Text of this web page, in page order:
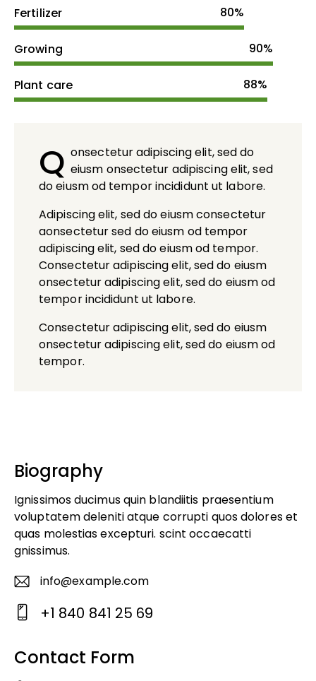
Fertilizer 80%
Growing 90%
Plant care 88%
Q onsectetur adipiscing elit, sed do
eiusm onsectetur adipiscing elit, sed
do eiusm od tempor incididunt ut labore.
Adipiscing elit, sed do eiusm consectetur
aonsectetur sed do eiusm od tempor
adipiscing elit, sed do eiusm od tempor.
Consectetur adipiscing elit, sed do eiusm
onsectetur adipiscing elit, sed do eiusm od
tempor incididunt ut labore.
Consectetur adipiscing elit, sed do eiusm
onsectetur adipiscing elit, sed do eiusm od
tempor.
Biography
Ignissimos ducimus quin blandiitis praesentium
voluptatem deleniti atque corrupti quos dolores et
quas molestias excepturi. scint occaecatti
gnissimus.
E-
m
:
info@example.com
o
+1 840 841 25 69
Contact Form